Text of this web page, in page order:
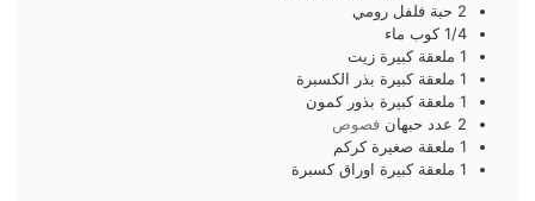
2 حبة فلفل رومي
1/4 كوب ماء
1 ملعقة كبيرة زيت
1 ملعقة كبيرة بذر الكسبرة
1 ملعقة كبيرة بذور كمون
2 عدد حبهان فصوص
1 ملعقة صغيرة كركم
1 ملعقة كبيرة اوراق كسبرة